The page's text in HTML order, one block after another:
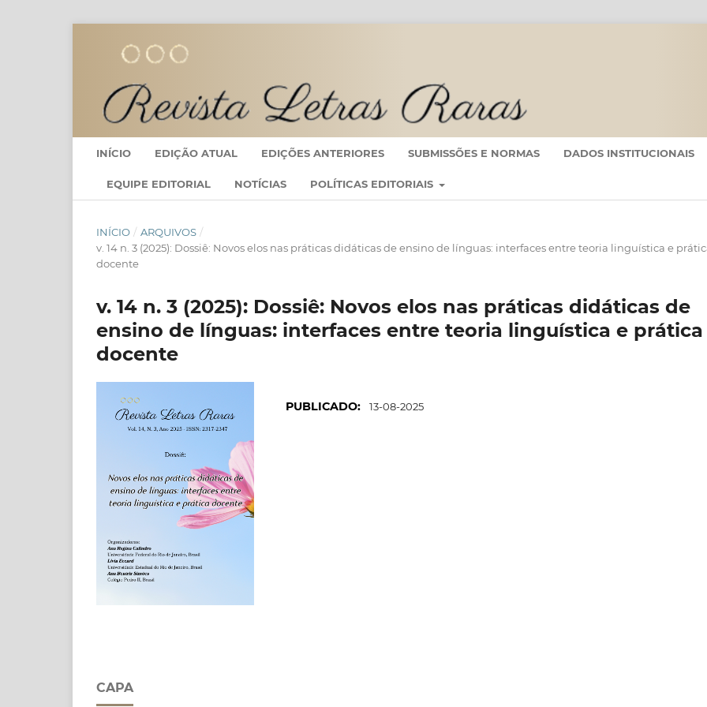
INÍCIO EDIÇÃO ATUAL EDIÇÕES ANTERIORES SUBMISSÕES E NORMAS DADOS INSTITUCIONAIS
EQUIPE EDITORIAL NOTÍCIAS POLÍTICAS EDITORIAIS
INÍCIO / ARQUIVOS /
v. 14 n. 3 (2025): Dossiê: Novos elos nas práticas didáticas de ensino de línguas: interfaces entre teoria linguística e
docente
v. 14 n. 3 (2025): Dossiê: Novos elos nas práticas didáticas de
ensino de línguas: interfaces entre teoria linguística e prática
docente
PUBLICADO: 13-08-2025
CAPA